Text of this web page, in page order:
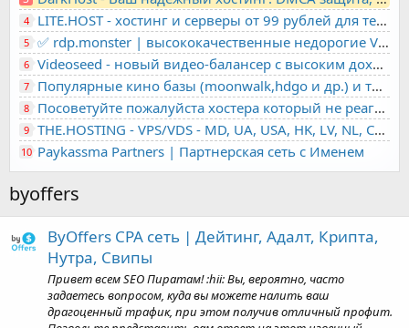
4 LITE.HOST - хостинг и серверы от 99 рублей для тех, кто любит не переплачивать. Доступ по SSH, поддержка PHP, GIT, COMPOSER, сертификаты Let's Encrypt
5 ✅ rdp.monster | высококачественные недорогие VPS, RDP - выделенные серверы
6 Videoseed - новый видео-балансер с высоким доходом
7 Популярные кино базы (moonwalk,hdgo и др.) и торренты в одном плеере для вашего сайта
8 Посоветуйте пожалуйста хостера который не реагирует на ркн
9 THE.HOSTING - VPS/VDS - MD, UA, USA, HK, LV, NL, CA, DE, SK, CZE, GB, IL, TR, PL, BG, RO, IT, FL, HU, PT.
10 Paykassma Partners | Партнерская сеть с Именем
byoffers
ByOffers CPA сеть | Дейтинг, Адалт, Крипта,
Нутра, Свипы
Привет всем SEO Пиратам! :hii: Вы, вероятно, часто
задаетесь вопросом, куда вы можете налить ваш
драгоценный трафик, при этом получив отличный профит.